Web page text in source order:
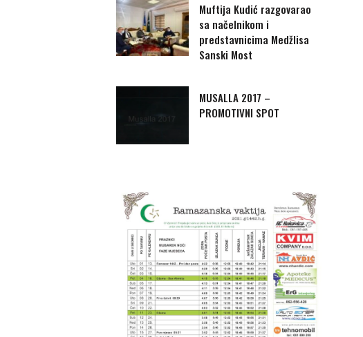
Muftija Kudić razgovarao
sa načelnikom i
predstavnicima Medžlisa
Sanski Most
MUSALLA 2017 –
PROMOTIVNI SPOT